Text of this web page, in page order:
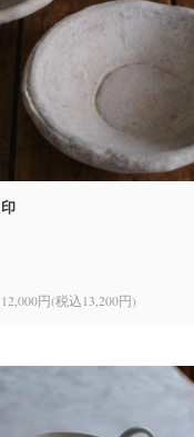
印
12,000円(税込13,200円)